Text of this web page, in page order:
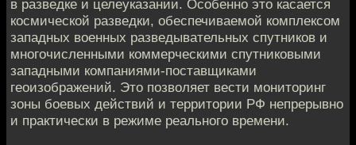
в разведке и целеуказании. Особенно это касается
космической разведки, обеспечиваемой комплексом
западных военных разведывательных спутников и
многочисленными коммерческими спутниковыми
западными компаниями-поставщиками
геоизображений. Это позволяет вести мониторинг
зоны боевых действий и территории РФ непрерывно
и практически в режиме реального времени.